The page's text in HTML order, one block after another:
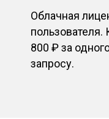
Облачная
800 ₽ за
запросу.